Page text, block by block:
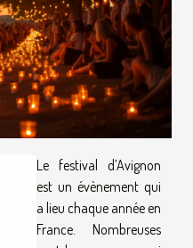
Le festival d’Avignon
est un évènement qui
a lieu chaque année en
France. Nombreuses